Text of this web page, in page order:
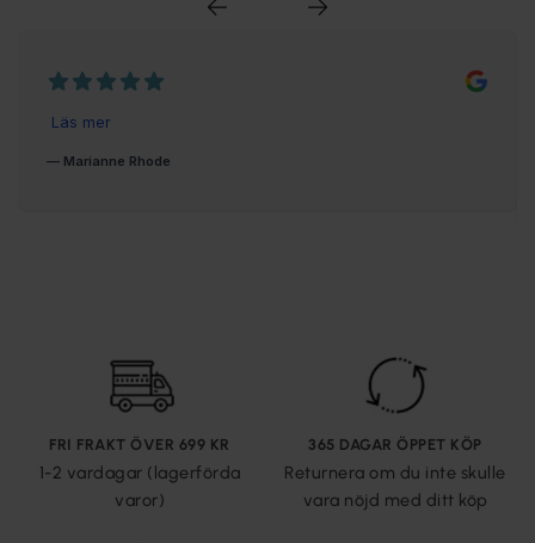
FRI FRAKT ÖVER 699 KR
1-2 vardagar (lagerförda
varor)
365 DAGAR ÖPPET KÖP
Returnera om du inte skulle
vara nöjd med ditt köp